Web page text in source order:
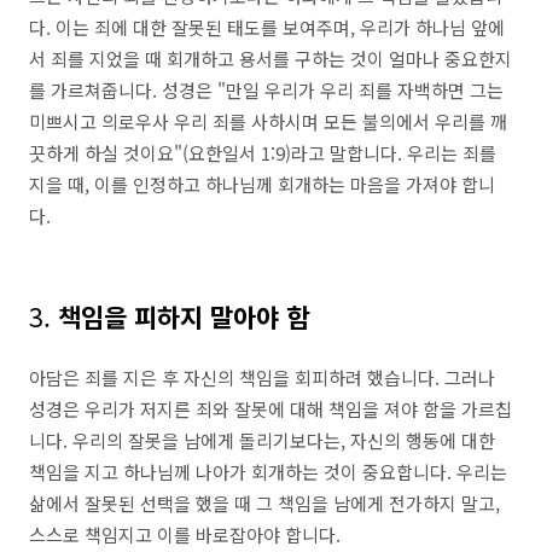
다. 이는 죄에 대한 잘못된 태도를 보여주며, 우리가 하나님 앞에
서 죄를 지었을 때 회개하고 용서를 구하는 것이 얼마나 중요한지
를 가르쳐줍니다. 성경은 "만일 우리가 우리 죄를 자백하면 그는
미쁘시고 의로우사 우리 죄를 사하시며 모든 불의에서 우리를 깨
끗하게 하실 것이요"(요한일서 1:9)라고 말합니다. 우리는 죄를
지을 때, 이를 인정하고 하나님께 회개하는 마음을 가져야 합니
다.
3. 책임을 피하지 말아야 함
아담은 죄를 지은 후 자신의 책임을 회피하려 했습니다. 그러나
성경은 우리가 저지른 죄와 잘못에 대해 책임을 져야 함을 가르칩
니다. 우리의 잘못을 남에게 돌리기보다는, 자신의 행동에 대한
책임을 지고 하나님께 나아가 회개하는 것이 중요합니다. 우리는
삶에서 잘못된 선택을 했을 때 그 책임을 남에게 전가하지 말고,
스스로 책임지고 이를 바로잡아야 합니다.